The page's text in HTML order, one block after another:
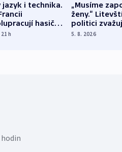
jazyk i technika.
hasiči z
zemí
21h
„Musíme
ženy.“
politici
dohodu o
5. 8. 2026